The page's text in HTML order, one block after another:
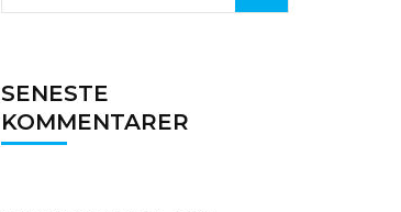
efter:
SENESTE
KOMMENTARER